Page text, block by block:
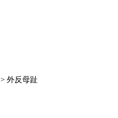
> 外反母趾